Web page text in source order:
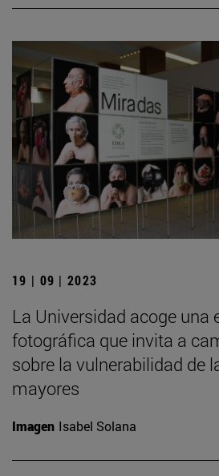
19 | 09 | 2023
La Universidad acoge una
fotográfica que invita a
sobre la vulnerabilidad de
mayores
Imagen Isabel Solana